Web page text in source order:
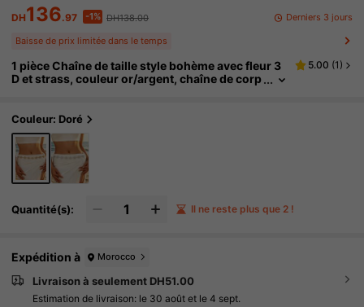
DH136.97 -1% DH138.00 Derniers 3 jours
Baisse de prix limitée dans le temps
1 pièce Chaîne de taille style bohème avec fleur 3
D et strass, couleur or/argent, chaîne de corp
vacances
5.00 (1 )
Couleur: Doré
Quantité(s): Il ne reste plus que 2 !
Expédition à Morocco
Livraison à seulement DH51.00
Estimation de livraison: le 30 août et le 4 sept.